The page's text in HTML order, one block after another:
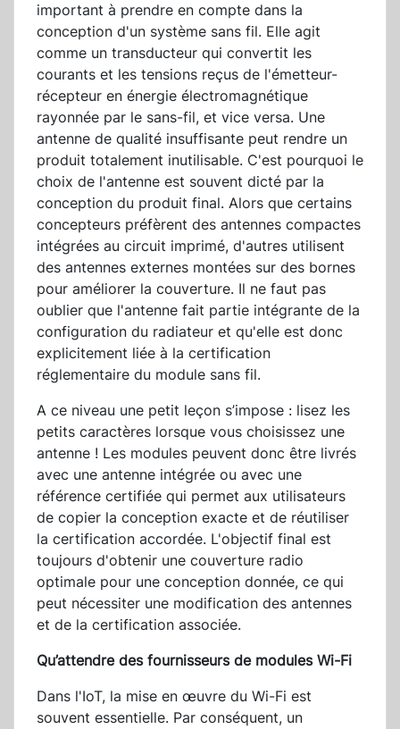
important à prendre en compte dans la
conception d'un système sans fil. Elle agit
comme un transducteur qui convertit les
courants et les tensions reçus de l'émetteur-
récepteur en énergie électromagnétique
rayonnée par le sans-fil, et vice versa. Une
antenne de qualité insuffisante peut rendre un
produit totalement inutilisable. C'est pourquoi le
choix de l'antenne est souvent dicté par la
conception du produit final. Alors que certains
concepteurs préfèrent des antennes compactes
intégrées au circuit imprimé, d'autres utilisent
des antennes externes montées sur des bornes
pour améliorer la couverture. Il ne faut pas
oublier que l'antenne fait partie intégrante de la
configuration du radiateur et qu'elle est donc
explicitement liée à la certification
réglementaire du module sans fil.
A ce niveau une petit leçon s’impose : lisez les
petits caractères lorsque vous choisissez une
antenne ! Les modules peuvent donc être livrés
avec une antenne intégrée ou avec une
référence certifiée qui permet aux utilisateurs
de copier la conception exacte et de réutiliser
la certification accordée. L'objectif final est
toujours d'obtenir une couverture radio
optimale pour une conception donnée, ce qui
peut nécessiter une modification des antennes
et de la certification associée.
Qu’attendre des fournisseurs de modules Wi-Fi
Dans l'IoT, la mise en œuvre du Wi-Fi est
souvent essentielle. Par conséquent, un